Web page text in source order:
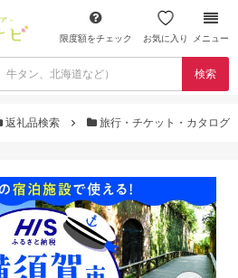
限度額をチェック お気に入り メニュー
検索
返礼品検索 旅行・チケット・カタログ